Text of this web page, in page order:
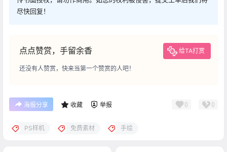
尽快回复！
点点赞赏，手留余香 给TA打赏
还没有人赞赏，快来当第一个赞赏的人吧！
海报分享 收藏 举报 0 0
PS样机 免费素材 手绘